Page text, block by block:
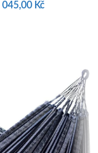
045,00 Kč